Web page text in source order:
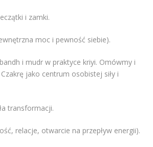
i zamki.
moc i pewność siebie).
i mudr w praktyce kriyi. Omówmy i
jako centrum osobistej siły i
transformacji.
relacje, otwarcie na przepływ energii).